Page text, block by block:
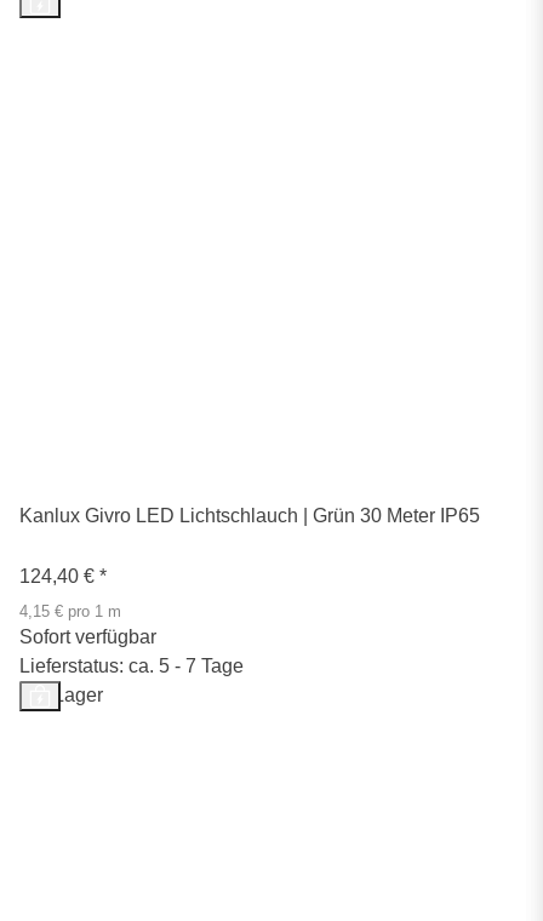
Kanlux Givro LED Lichtschlauch | Grün 30 Meter IP65
124,40 € *
4,15 € pro 1 m
Sofort verfügbar
Lieferstatus: ca. 5 - 7 Tage
Auf Lager